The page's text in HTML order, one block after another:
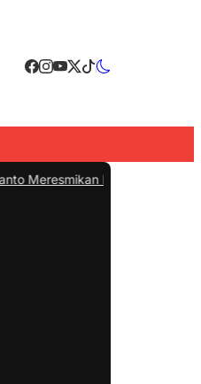
Pasar Hewan Jonggol, Jadi